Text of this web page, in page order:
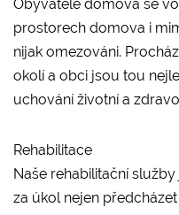
Obyvatelé domova se
prostorech domova i
nijak omezováni.
okolí a obci jsou tou
uchování životní a
Rehabilitace
Naše rehabilitační
za úkol nejen